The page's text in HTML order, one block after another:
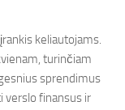
keliautojams.
turinčiam
sprendimus
verslo finansus ir